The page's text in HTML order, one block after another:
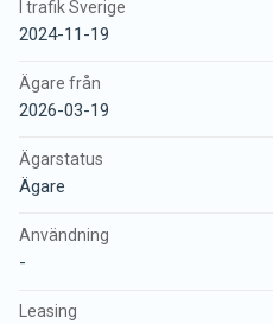
I trafik Sverige
2024-11-19
Ägare från
2026-03-19
Ägarstatus
Ägare
Användning
-
Leasing